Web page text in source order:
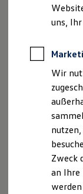
Anpfiff
Laden
uns,
Wir
Zweck
an Ihre